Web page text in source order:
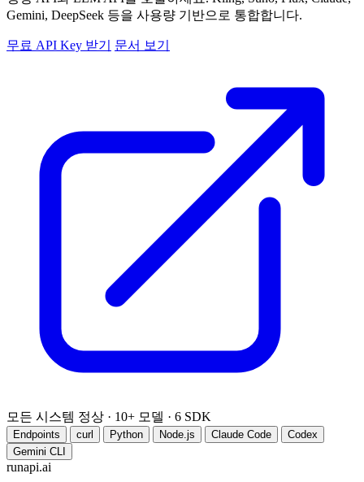
Gemini, DeepSeek 등을 사용량 기반으로 통합합니다.
무료 API Key 받기 문서 보기
모든 시스템 정상 · 10+ 모델 · 6 SDK
Endpoints curl Python Node.js Claude Code
Codex
Gemini CLI
runapi.ai